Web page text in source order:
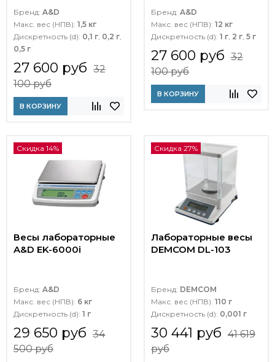
Бренд: A&D
Макс. вес (НПВ): 1,5 кг
Дискретность (d): 0,1 г, 0,2 г,
0,5 г
27 600 руб 32
100 руб
В КОРЗИНУ
Бренд: A&D
Макс. вес (НПВ): 12 кг
Дискретность (d): 1 г, 2 г, 5 г
27 600 руб 32
100 руб
В КОРЗИНУ
Скидка 14%
Весы лабораторные
A&D EK-6000i
Бренд: A&D
Макс. вес (НПВ): 6 кг
Дискретность (d): 1 г
29 650 руб 34
500 руб
Скидка 27%
Лабораторные весы
DEMCOM DL-103
Бренд: DEMCOM
Макс. вес (НПВ): 110 г
Дискретность (d): 0,001 г
30 441 руб 41 619
руб